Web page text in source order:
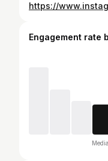
https://
Engagement rate